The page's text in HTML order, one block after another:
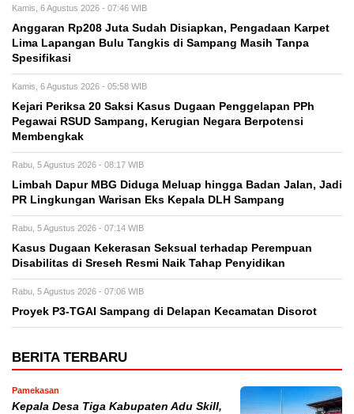
Kamis, 6 Agustus 2026 - 07:46 WIB
Anggaran Rp208 Juta Sudah Disiapkan, Pengadaan Karpet
Lima Lapangan Bulu Tangkis di Sampang Masih Tanpa
Spesifikasi
Kamis, 6 Agustus 2026 - 05:58 WIB
Kejari Periksa 20 Saksi Kasus Dugaan Penggelapan PPh
Pegawai RSUD Sampang, Kerugian Negara Berpotensi
Membengkak
Rabu, 5 Agustus 2026 - 08:17 WIB
Limbah Dapur MBG Diduga Meluap hingga Badan Jalan, Jadi
PR Lingkungan Warisan Eks Kepala DLH Sampang
Rabu, 5 Agustus 2026 - 07:14 WIB
Kasus Dugaan Kekerasan Seksual terhadap Perempuan
Disabilitas di Sreseh Resmi Naik Tahap Penyidikan
Rabu, 5 Agustus 2026 - 07:06 WIB
Proyek P3-TGAI Sampang di Delapan Kecamatan Disorot
BERITA TERBARU
Pamekasan
Kepala Desa Tiga Kabupaten Adu Skill,